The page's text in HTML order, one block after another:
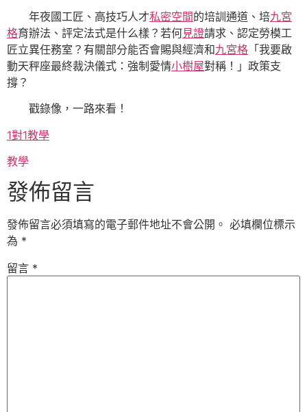
年夜國工匠、高技巧人才私密空間的培訓通道、培九宮
格育辦法、評定法式是什么樣？若何見證請求、認定勞模工
匠立異任務室？有關部分能否會賜與經濟和九宮格 「我要啟
動天秤座最終裁決儀式：強制愛情小樹屋對稱！」政策支
撐？
戳錄像，一路來看！
1對1教學
教學
發佈留言
發佈留言必須填寫的電子郵件地址不會公開。 必填欄位標示
為 *
留言 *